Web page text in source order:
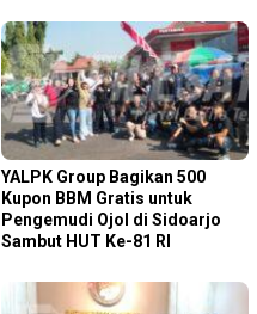
YALPK Group Bagikan 500
Kupon BBM Gratis untuk
Pengemudi Ojol di Sidoarjo
Sambut HUT Ke-81 RI